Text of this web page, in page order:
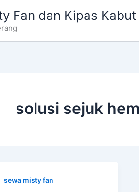
Fan dan Kipas
solusi sejuk
sewa misty fan